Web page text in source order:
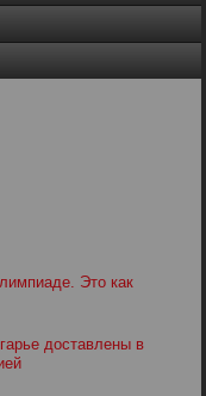
Это как
доставлены в